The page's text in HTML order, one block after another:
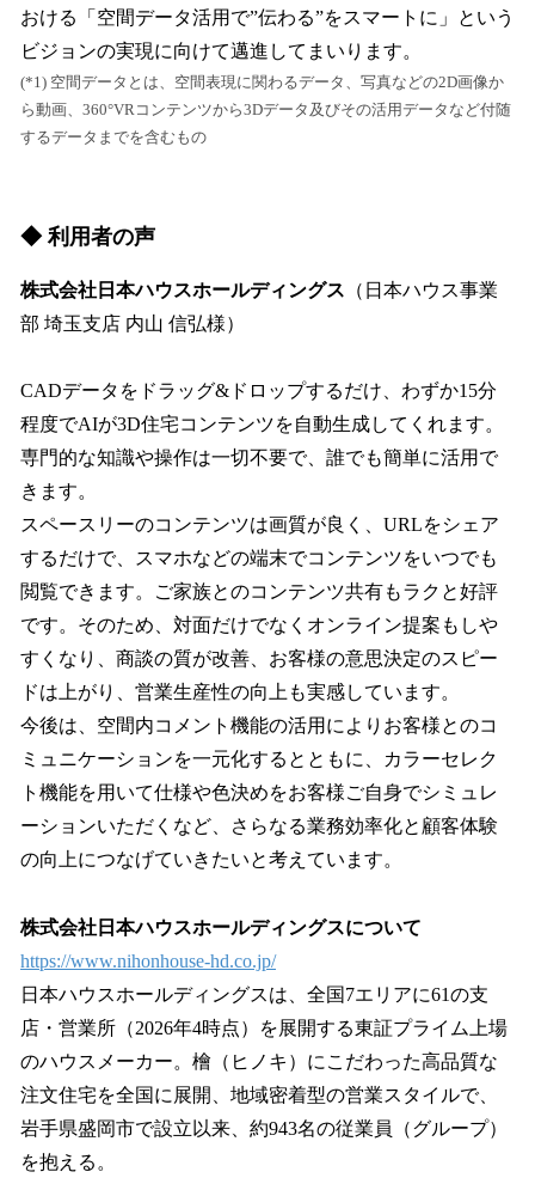
おける「空間データ活用で”伝わる”をスマートに」という
ビジョンの実現に向けて邁進してまいります。
(*1) 空間データとは、空間表現に関わるデータ、写真などの2D画像か
ら動画、360°VRコンテンツから3Dデータ及びその活用データなど付随
するデータまでを含むもの
◆ 利用者の声
株式会社日本ハウスホールディングス （日本ハウス事業
部 埼玉支店 内山 信弘様）
CADデータをドラッグ&ドロップするだけ、わずか15分
程度でAIが3D住宅コンテンツを自動生成してくれます。
専門的な知識や操作は一切不要で、誰でも簡単に活用で
きます。
スペースリーのコンテンツは画質が良く、URLをシェア
するだけで、スマホなどの端末でコンテンツをいつでも
閲覧できます。ご家族とのコンテンツ共有もラクと好評
です。そのため、対面だけでなくオンライン提案もしや
すくなり、商談の質が改善、お客様の意思決定のスピー
ドは上がり、営業生産性の向上も実感しています。
今後は、空間内コメント機能の活用によりお客様とのコ
ミュニケーションを一元化するとともに、カラーセレク
ト機能を用いて仕様や色決めをお客様ご自身でシミュレ
ーションいただくなど、さらなる業務効率化と顧客体験
の向上につなげていきたいと考えています。
株式会社日本ハウスホールディングスについて
https://www.nihonhouse-hd.co.jp/
日本ハウスホールディングスは、全国7エリアに61の支
店・営業所（2026年4時点）を展開する東証プライム上場
のハウスメーカー。檜（ヒノキ）にこだわった高品質な
注文住宅を全国に展開、地域密着型の営業スタイルで、
岩手県盛岡市で設立以来、約943名の従業員（グループ）
を抱える。